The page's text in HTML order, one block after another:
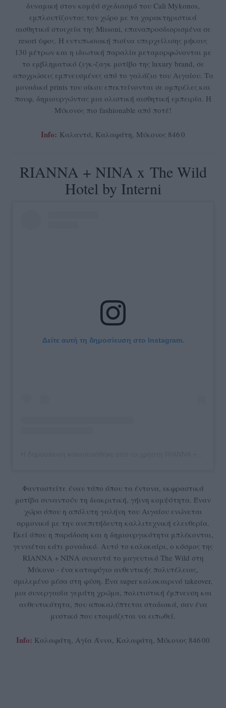
δυναμική στον κομψό σχεδιασμό του Cali Mykonos,
εμπλουτίζοντας τον χώρο με τα χαρακτηριστικά
αισθητικά στοιχεία της Missoni, επαναπροσδιορισμένα σε
resort ύφος. Η εντυπωσιακή πισίνα υπερχείλισης μήκους
130 μέτρων και η ιδιωτική παραλία μεταμορφώνονται με
το εμβληματικό ζιγκ-ζαγκ μοτίβο της luxury brand, σε
αποχρώσεις εμπνευσμένες από το γαλάζιο του Αιγαίου. Τα
μοναδικά prints του οίκου επεκτείνονται σε ομπρέλες και
πουφ, δημιουργώντας μια ολιστική αισθητική εμπειρία. Η
Μύκονος πιο fashionable από ποτέ!
Info: Καλαντά, Καλαφάτη, Μύκονος 846 0
RIANNA + NINA x The Wild
Hotel by Interni
Δείτε αυτή τη δημοσίευση στο Instagram.
Φανταστείτε έναν τόπο όπου τα έντονα, εκφραστικά
μοτίβα συναντούν τη διακριτική, γήινη κομψότητα. Έναν
χώρο όπου η απόλυτη γαλήνη του Αιγαίου ενώνεται
αρμονικά με την ανεπιτήδευτη καλλιτεχνική ελευθερία.
Εκεί όπου η παράδοση και η δημιουργικότητα μπλέκονται,
γεννιέται κάτι μοναδικό. Αυτό το καλοκαίρι, ο κόσμος της
RIANNA + NINA συναντά το μαγευτικό The Wild στη
Μύκονο - ένα καταφύγιο αυθεντικής πολυτέλειας,
σμιλεμένο μέσα στη φύση. Ένα super καλοκαιρινό takeover,
μια συνεργασία γεμάτη χρώμα, πολιτιστική έμπνευση και
αυθεντικότητα, που αποκαλύπτεται σταδιακά, σαν ένα
μυστικό που ετοιμάζεται να ειπωθεί.
Info: Καλαφάτη, Αγία Άννα, Καλαφάτη, Μύκονος 846 00